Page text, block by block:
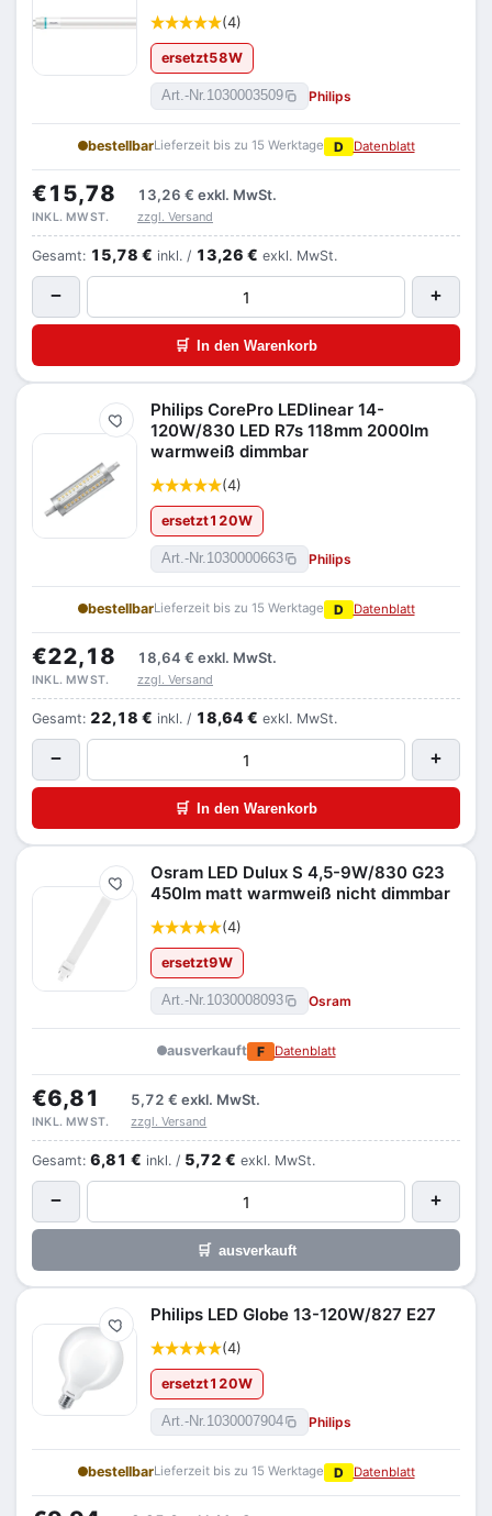
(4)
ersetzt58W
Art.-Nr.1030003509 Philips
bestellbarLieferzeit bis zu 15 Werktage D Datenblatt
€15,78 13,26 € exkl. MwSt.
INKL. MWST. zzgl. Versand
Gesamt: 15,78 € inkl. / 13,26 € exkl. MwSt.
− +
🛒 In den Warenkorb
Merken
Philips CorePro LEDlinear 14-
120W/830 LED R7s 118mm 2000lm
warmweiß dimmbar
(4)
ersetzt120W
Art.-Nr.1030000663 Philips
bestellbarLieferzeit bis zu 15 Werktage D Datenblatt
€22,18 18,64 € exkl. MwSt.
INKL. MWST. zzgl. Versand
Gesamt: 22,18 € inkl. / 18,64 € exkl. MwSt.
− +
🛒 In den Warenkorb
Merken
Osram LED Dulux S 4,5-9W/830 G23
450lm matt warmweiß nicht dimmbar
(4)
ersetzt9W
Art.-Nr.1030008093 Osram
ausverkauft F Datenblatt
€6,81 5,72 € exkl. MwSt.
INKL. MWST. zzgl. Versand
Gesamt: 6,81 € inkl. / 5,72 € exkl. MwSt.
− +
🛒 ausverkauft
Merken
Philips LED Globe 13-120W/827 E27
(4)
ersetzt120W
Art.-Nr.1030007904 Philips
bestellbarLieferzeit bis zu 15 Werktage D Datenblatt